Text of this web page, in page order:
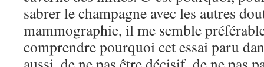
sabrer le champagne avec les autres
mammographie, il me semble
comprendre pourquoi cet essai paru